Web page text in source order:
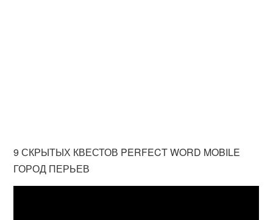
9 СКРЫТЫХ КВЕСТОВ PERFECT WORD MOBILE
ГОРОД ПЕРЬЕВ